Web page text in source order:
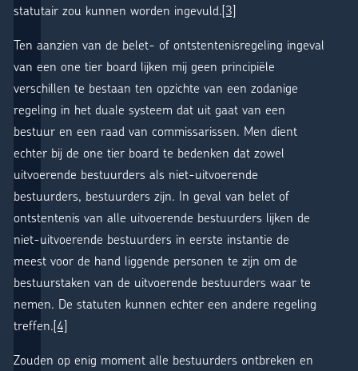
statutair zou kunnen worden ingevuld.[3]
Ten aanzien van de belet- of ontstentenisregeling ingeval
van een one tier board lijken mij geen principiële
verschillen te bestaan ten opzichte van een zodanige
regeling in het duale systeem dat uit gaat van een
bestuur en een raad van commissarissen. Men dient
echter bij de one tier board te bedenken dat zowel
uitvoerende bestuurders als niet-uitvoerende
bestuurders, bestuurders zijn. In geval van belet of
ontstentenis van alle uitvoerende bestuurders lijken de
niet-uitvoerende bestuurders in eerste instantie de
meest voor de hand liggende personen te zijn om de
bestuurstaken van de uitvoerende bestuurders waar te
nemen. De statuten kunnen echter een andere regeling
treffen.[4]
Zouden op enig moment alle bestuurders ontbreken en